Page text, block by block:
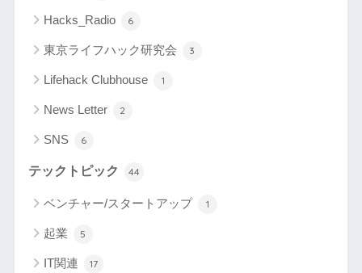
Hacks_Radio 6
東京ライフハック研究会 3
Lifehack Clubhouse 1
News Letter 2
SNS 6
テックトピック 44
ベンチャー/スタートアップ 1
起業 5
IT関連 17